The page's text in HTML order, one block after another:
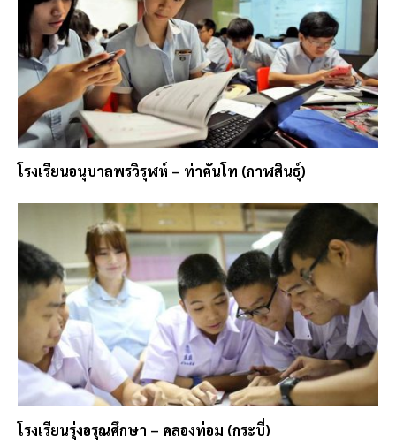
โรงเรียนอนุบาลพรวิรุฬห์ – ท่าคันโท (กาฬสินธุ์)
โรงเรียนรุ่งอรุณศึกษา – คลองท่อม (กระบี่)